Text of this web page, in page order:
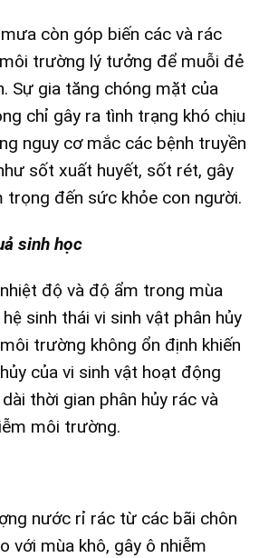
còn góp biến các và rác
trường lý tưởng để muỗi đẻ
Sự gia tăng chóng mặt của
chỉ gây ra tình trạng khó chịu
nguy cơ mắc các bệnh truyền
sốt xuất huyết, sốt rét, gây
trọng đến sức khỏe con người.
sinh học
độ và độ ẩm trong mùa
sinh thái vi sinh vật phân hủy
trường không ổn định khiến
của vi sinh vật hoạt động
thời gian phân hủy rác và
môi trường.
nước rỉ rác từ các bãi chôn
với mùa khô, gây ô nhiễm